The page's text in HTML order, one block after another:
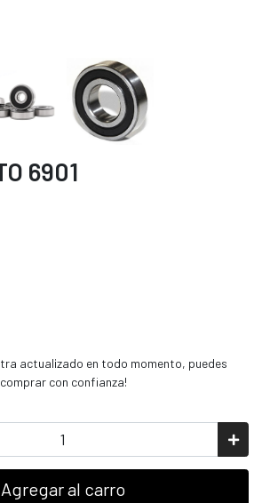
6901
actualizado en todo momento, puedes
comprar con confianza!
Agregar al carro